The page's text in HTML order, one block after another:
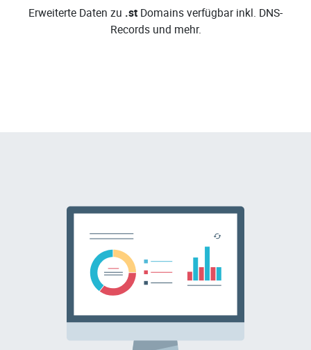
Erweiterte Daten zu .st Domains verfügbar inkl. DNS-
Records und mehr.